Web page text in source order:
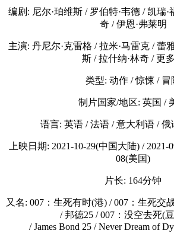
编剧: 尼尔·珀维斯 / 罗伯特·韦德 / 凯瑞·
奇 / 伊恩·弗莱明
主演: 丹尼尔·克雷格 / 拉米·马雷克 / 蕾
斯 / 拉什纳·林奇 / 更
类型: 动作 / 惊悚 / 冒
制片国家/地区: 英国 /
语言: 英语 / 法语 / 意大利语 /
上映日期: 2021-10-29(中国大陆) / 2021-
08(美国)
片长: 164分钟
又名: 007：生死有时(港) / 007：生死交
/ 邦德25 / 007：没空去死(
/ James Bond 25 / Never Dream of